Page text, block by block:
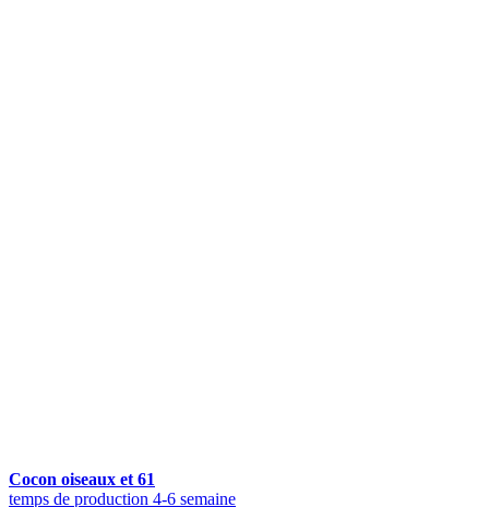
Cocon oiseaux et 61
temps de production 4-6 semaine